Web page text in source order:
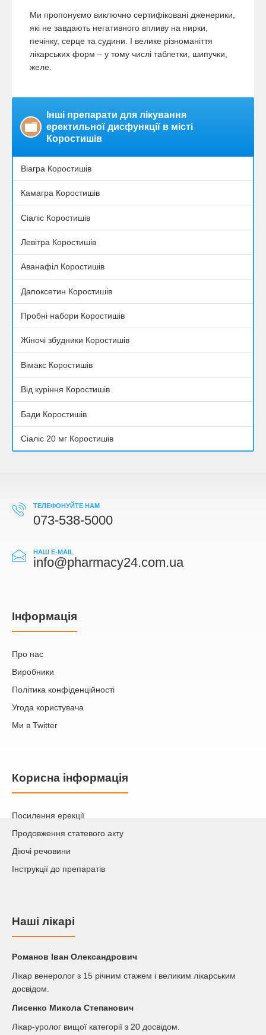
Ми пропонуємо виключно сертифіковані дженерики,
які не завдають негативного впливу на нирки,
печінку, серце та судини. І велике різноманіття
лікарських форм – у тому числі таблетки, шипучки,
желе.
Інші препарати для лікування
еректильної дисфункції в місті
Коростишів
Віагра Коростишів
Камагра Коростишів
Сіаліс Коростишів
Левітра Коростишів
Аванафіл Коростишів
Дапоксетин Коростишів
Пробні набори Коростишів
Жіночі збудники Коростишів
Вімакс Коростишів
Від куріння Коростишів
Бади Коростишів
Сіаліс 20 мг Коростишів
ТЕЛЕФОНУЙТЕ НАМ
073-538-5000
НАШ E-MAIL
info@pharmacy24.com.ua
Iнформація
Про нас
Виробники
Політика конфіденційності
Угода користувача
Ми в Twitter
Корисна інформація
Посилення ерекції
Продовження статевого акту
Діючі речовини
Інструкції до препаратів
Наші лікарі
Романов Iван Олександрович
Лікар венеролог з 15 річним стажем і великим лікарським
досвідом.
Лисенко Микола Степанович
Лікар-уролог вищої категорії з 20 досвідом.